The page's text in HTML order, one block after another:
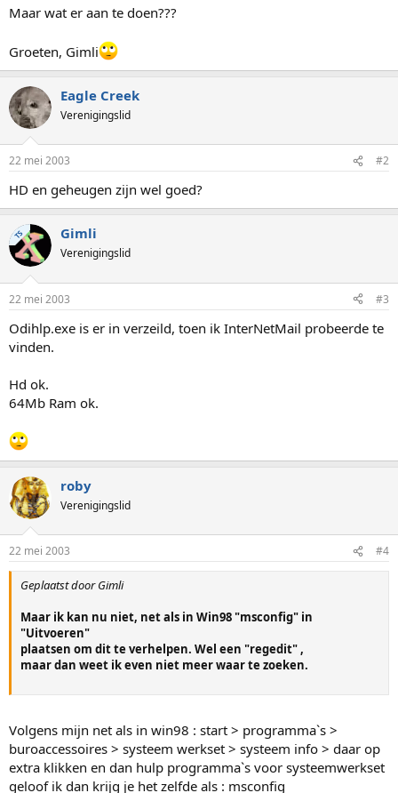
Maar wat er aan te doen???
Groeten, Gimli
Eagle Creek
Verenigingslid
22 mei 2003 #2
HD en geheugen zijn wel goed?
TS Gimli
Verenigingslid
22 mei 2003 #3
Odihlp.exe is er in verzeild, toen ik InterNetMail probeerde te
vinden.
Hd ok.
64Mb Ram ok.
roby
Verenigingslid
22 mei 2003 #4
Geplaatst door Gimli
Maar ik kan nu niet, net als in Win98 "msconfig" in
"Uitvoeren"
plaatsen om dit te verhelpen. Wel een "regedit" ,
maar dan weet ik even niet meer waar te zoeken.
Volgens mijn net als in win98 : start > programma`s >
buroaccessoires > systeem werkset > systeem info > daar op
extra klikken en dan hulp programma`s voor systeemwerkset
geloof ik dan krijg je het zelfde als : msconfig